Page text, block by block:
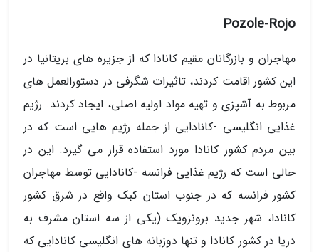
Pozole-Rojo
مهاجران و بازرگانان مقیم کانادا که از جزیره های بریتانیا در
این کشور اقامت کردند، تاثیرات شگرفی در دستورالعمل های
مربوط به آشپزی و تهیه مواد اولیه اصلی، ایجاد کردند. رژیم
غذایی انگلیسی -کانادایی از جمله رژیم هایی است که در
بین مردم کشور کانادا مورد استفاده قرار می گیرد. این در
حالی است که رژیم غذایی فرانسه -کانادایی توسط مهاجران
کشور فرانسه که در جنوب استان کبک واقع در شرق کشور
کانادا، شهر جدید برونزویک (یکی از سه استان مشرف به
دریا در کشور کانادا و تنها دوزبانه های انگلیسی کانادایی که